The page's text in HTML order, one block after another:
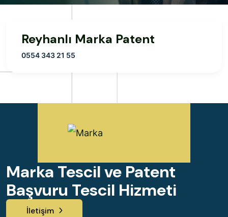
Reyhanlı Marka Patent
0554 343 21 55
Marka Tescil ve Patent
Başvuru Tescil Hizmeti
İletişim